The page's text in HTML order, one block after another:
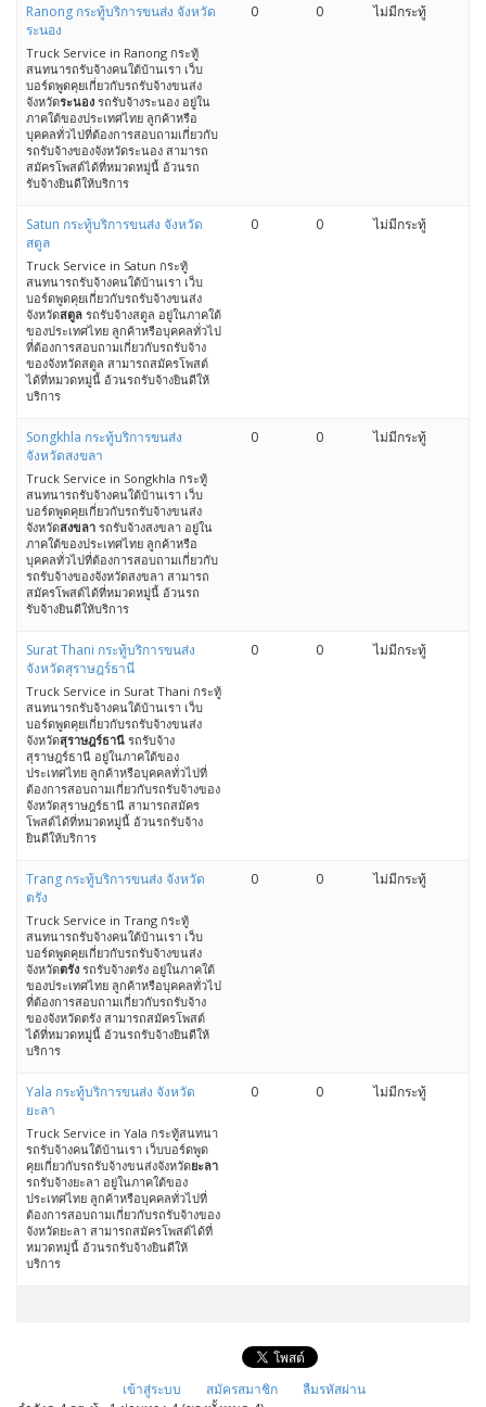
Ranong กระทู้บริการขนส่ง จังหวัด
ระนอง
Truck Service in Ranong กระทู้
สนทนารถรับจ้างคนใต้บ้านเรา เว็บ
บอร์ดพูดคุยเกี่ยวกับรถรับจ้างขนส่ง
จังหวัดระนอง รถรับจ้างระนอง อยู่ใน
ภาคใต้ของประเทศไทย ลูกค้าหรือ
บุคคลทั่วไปที่ต้องการสอบถามเกี่ยวกับ
รถรับจ้างของจังหวัดระนอง สามารถ
สมัครโพสต์ได้ที่หมวดหมู่นี้ อ้วนรถ
รับจ้างยินดีให้บริการ
0 0 ไม่มีกระทู้
Satun กระทู้บริการขนส่ง จังหวัด
สตูล
Truck Service in Satun กระทู้
สนทนารถรับจ้างคนใต้บ้านเรา เว็บ
บอร์ดพูดคุยเกี่ยวกับรถรับจ้างขนส่ง
จังหวัดสตูล รถรับจ้างสตูล อยู่ในภาคใต้
ของประเทศไทย ลูกค้าหรือบุคคลทั่วไป
ที่ต้องการสอบถามเกี่ยวกับรถรับจ้าง
ของจังหวัดสตูล สามารถสมัครโพสต์
ได้ที่หมวดหมู่นี้ อ้วนรถรับจ้างยินดีให้
บริการ
0 0 ไม่มีกระทู้
Songkhla กระทู้บริการขนส่ง
จังหวัดสงขลา
Truck Service in Songkhla กระทู้
สนทนารถรับจ้างคนใต้บ้านเรา เว็บ
บอร์ดพูดคุยเกี่ยวกับรถรับจ้างขนส่ง
จังหวัดสงขลา รถรับจ้างสงขลา อยู่ใน
ภาคใต้ของประเทศไทย ลูกค้าหรือ
บุคคลทั่วไปที่ต้องการสอบถามเกี่ยวกับ
รถรับจ้างของจังหวัดสงขลา สามารถ
สมัครโพสต์ได้ที่หมวดหมู่นี้ อ้วนรถ
รับจ้างยินดีให้บริการ
0 0 ไม่มีกระทู้
Surat Thani กระทู้บริการขนส่ง
จังหวัดสุราษฎร์ธานี
Truck Service in Surat Thani กระทู้
สนทนารถรับจ้างคนใต้บ้านเรา เว็บ
บอร์ดพูดคุยเกี่ยวกับรถรับจ้างขนส่ง
จังหวัดสุราษฎร์ธานี รถรับจ้าง
สุราษฎร์ธานี อยู่ในภาคใต้ของ
ประเทศไทย ลูกค้าหรือบุคคลทั่วไปที่
ต้องการสอบถามเกี่ยวกับรถรับจ้างของ
จังหวัดสุราษฎร์ธานี สามารถสมัคร
โพสต์ได้ที่หมวดหมู่นี้ อ้วนรถรับจ้าง
ยินดีให้บริการ
0 0 ไม่มีกระทู้
Trang กระทู้บริการขนส่ง จังหวัด
ตรัง
Truck Service in Trang กระทู้
สนทนารถรับจ้างคนใต้บ้านเรา เว็บ
บอร์ดพูดคุยเกี่ยวกับรถรับจ้างขนส่ง
จังหวัดตรัง รถรับจ้างตรัง อยู่ในภาคใต้
ของประเทศไทย ลูกค้าหรือบุคคลทั่วไป
ที่ต้องการสอบถามเกี่ยวกับรถรับจ้าง
ของจังหวัดตรัง สามารถสมัครโพสต์
ได้ที่หมวดหมู่นี้ อ้วนรถรับจ้างยินดีให้
บริการ
0 0 ไม่มีกระทู้
Yala กระทู้บริการขนส่ง จังหวัด
ยะลา
Truck Service in Yala กระทู้สนทนา
รถรับจ้างคนใต้บ้านเรา เว็บบอร์ดพูด
คุยเกี่ยวกับรถรับจ้างขนส่งจังหวัดยะลา
รถรับจ้างยะลา อยู่ในภาคใต้ของ
ประเทศไทย ลูกค้าหรือบุคคลทั่วไปที่
ต้องการสอบถามเกี่ยวกับรถรับจ้างของ
จังหวัดยะลา สามารถสมัครโพสต์ได้ที่
หมวดหมู่นี้ อ้วนรถรับจ้างยินดีให้
บริการ
0 0 ไม่มีกระทู้
เข้าสู่ระบบ สมัครสมาชิก
ลืมรหัสผ่าน